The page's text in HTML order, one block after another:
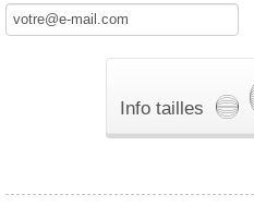
Info tailles